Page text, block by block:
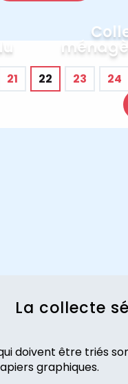
21 22 23 24
La collecte
doivent être triés
graphiques.